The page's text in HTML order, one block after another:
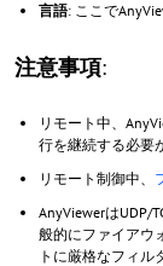
言語: ここで
注意事項:
リモート中、
行を継続する必要
リモート制御中、
AnyViewerはUDP/
般的にファイアウ
トに厳格なフィル